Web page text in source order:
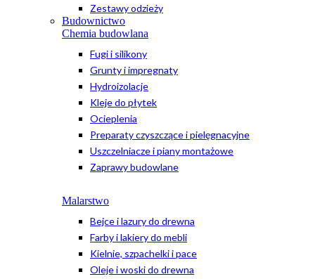
Zestawy odzieży
Budownictwo
Chemia budowlana
Fugi i silikony
Grunty i impregnaty
Hydroizolacje
Kleje do płytek
Ocieplenia
Preparaty czyszczące i pielęgnacyjne
Uszczelniacze i piany montażowe
Zaprawy budowlane
Malarstwo
Bejce i lazury do drewna
Farby i lakiery do mebli
Kielnie, szpachelki i pace
Oleje i woski do drewna